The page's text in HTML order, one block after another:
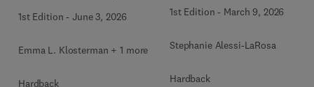
1st Edition -June 3, 2026
Emma L. Klosterman + 1 more
Hardback
1st Edition - March 9, 2026
Stephanie Alessi-LaRosa
Hardback